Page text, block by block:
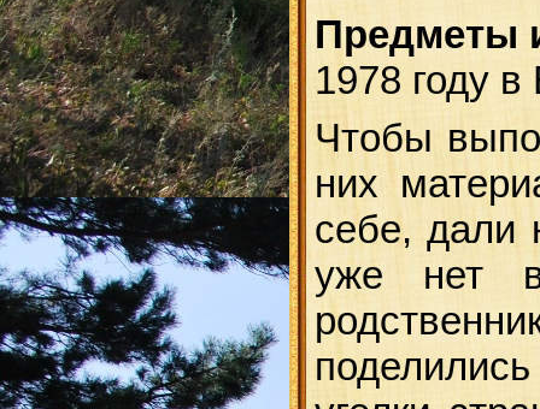
Предметы
1978 году в
Чтобы
них
себе, дали
уже нет